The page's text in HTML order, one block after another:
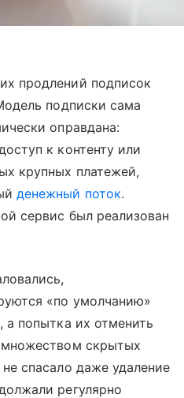
продлений подписок
подписки сама
оправдана:
к контенту или
крупных платежей,
денежный поток.
сервис был реализован
«по умолчанию»
а попытка их отменить
множеством скрытых
спасало даже удаление
регулярно